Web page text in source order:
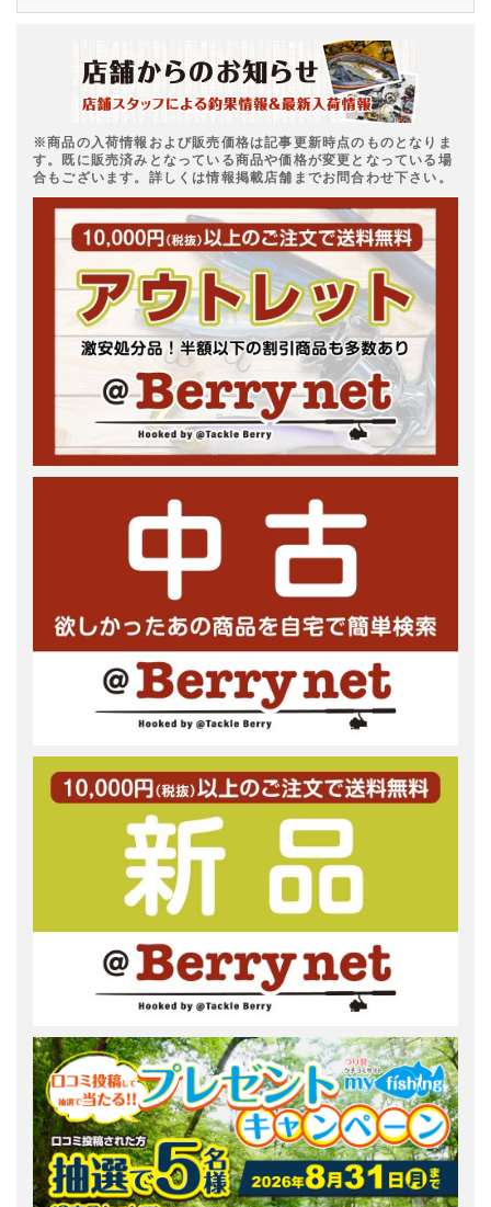
※商品の入荷情報および販売価格は記事更新時点のものとなりま
す。既に販売済みとなっている商品や価格が変更となっている場
合もございます。詳しくは情報掲載店舗までお問合わせ下さい。